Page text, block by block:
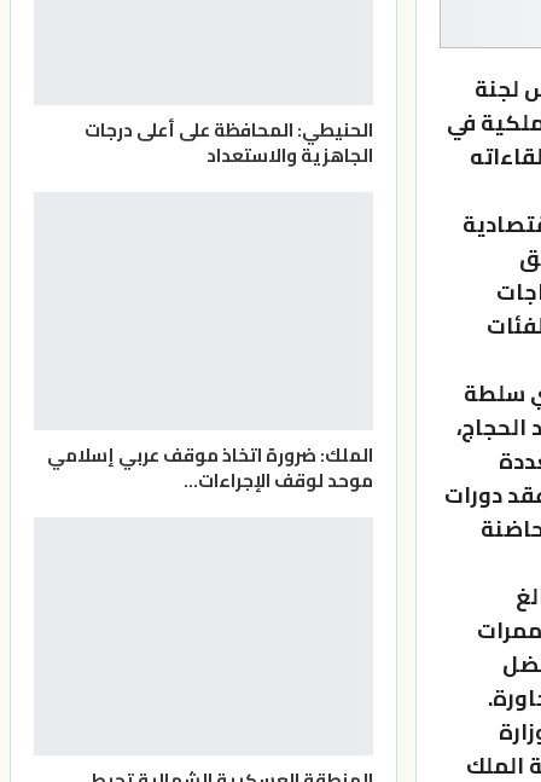
لجنة
ملكية في
سلطة
دورات
وممرات
الملك
الحنيطي: المحافظة على أعلى درجات
الجاهزية والاستعداد
الملك: ضرورة اتخاذ موقف عربي إسلامي
موحد لوقف الإجراءات…